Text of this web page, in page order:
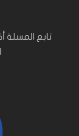
تابع المسلة